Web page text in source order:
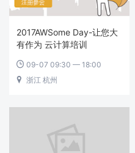
2017AWSome Day-让您大
有作为 云计算培训
 09-07 09:30 — 18:00
 浙江 杭州